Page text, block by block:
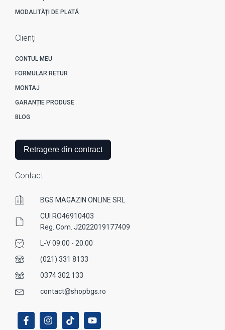
MODALITĂȚI DE PLATĂ
Clienți
CONTUL MEU
FORMULAR RETUR
MONTAJ
GARANȚIE PRODUSE
BLOG
Retragere din contract
Contact
BGS MAGAZIN ONLINE SRL
CUI RO46910403
Reg. Com. J2022019177409
L-V 09:00 - 20:00
(021) 331 8133
0374 302 133
contact@shopbgs.ro